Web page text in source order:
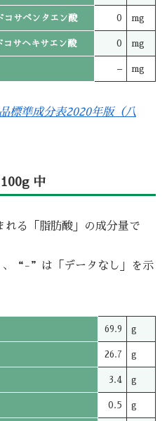
コサペンタエン酸 0 mg
コサヘキサエン酸 0 mg
– mg
標準成分表2020年版（八
中
れる「脂肪酸」の成分量で
“-”は「データなし」を示
69.9 g
26.7 g
3.4 g
0.5 g